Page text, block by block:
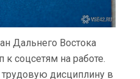
Дальнего Востока
к соцсетям на работе.
дисциплину в